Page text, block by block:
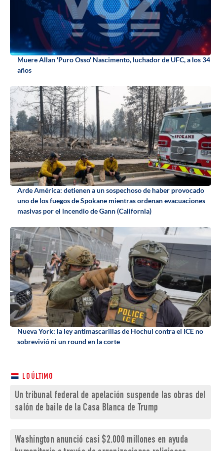
Muere Allan 'Puro Osso' Nascimento, luchador de UFC, a los 34
años
Arde América: detienen a un sospechoso de haber provocado
uno de los fuegos de Spokane mientras ordenan evacuaciones
masivas por el incendio de Gann (California)
Nueva York: la ley antimascarillas de Hochul contra el ICE no
sobrevivió ni un round en la corte
LO ÚLTIMO
Un tribunal federal de apelación suspende las obras del
salón de baile de la Casa Blanca de Trump
Washington anunció casi $2.000 millones en ayuda